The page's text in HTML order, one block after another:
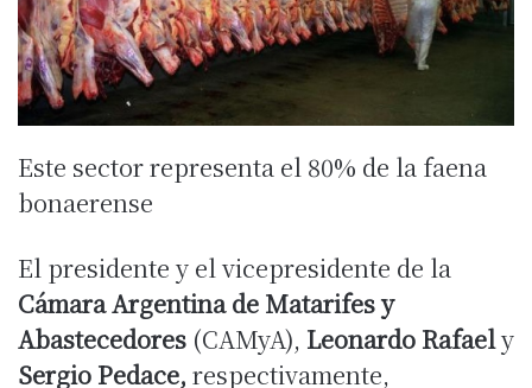
Este sector representa el 80% de la faena
bonaerense
El presidente y el vicepresidente de la
Cámara Argentina de Matarifes y
Abastecedores (CAMyA), Leonardo Rafaely
Sergio Pedace, respectivamente,